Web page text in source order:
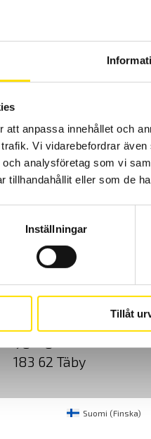
att anpassa innehållet och
Vi vidarebefordrar
analysföretag som vi
tillhandahållit eller som de
Inställningar
Tillåt
183 62 Täby
Suomi (Finska)